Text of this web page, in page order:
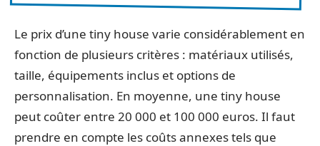
Le prix d’une tiny house varie considérablement en
fonction de plusieurs critères : matériaux utilisés,
taille, équipements inclus et options de
personnalisation. En moyenne, une tiny house
peut coûter entre 20 000 et 100 000 euros. Il faut
prendre en compte les coûts annexes tels que